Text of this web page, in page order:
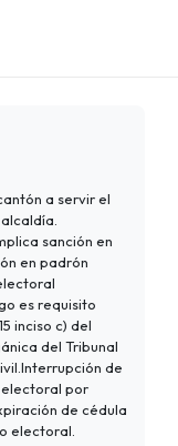
a servir el
sanción en
en padrón
es requisito
inciso c) del
del Tribunal
de
electoral por
de cédula
electoral.